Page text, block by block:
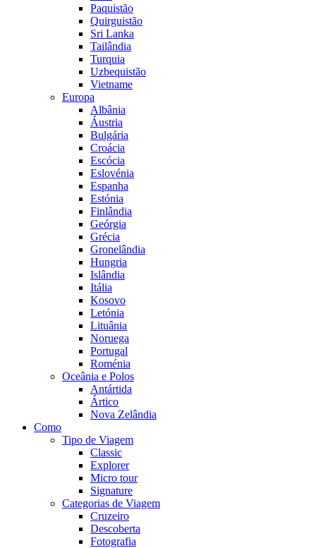
Paquistão
Quirguistão
Sri Lanka
Tailândia
Turquia
Uzbequistão
Vietname
Europa
Albânia
Áustria
Bulgária
Croácia
Escócia
Eslovénia
Espanha
Estónia
Finlândia
Geórgia
Grécia
Gronelândia
Hungria
Islândia
Itália
Kosovo
Letónia
Lituânia
Noruega
Portugal
Roménia
Oceânia e Polos
Antártida
Ártico
Nova Zelândia
Como
Tipo de Viagem
Classic
Explorer
Micro tour
Signature
Categorias de Viagem
Cruzeiro
Descoberta
Fotografia